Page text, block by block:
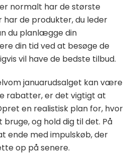
normalt har de største
de produkter, du leder
du planlægge din
din tid ved at besøge de
vil have de bedste tilbud.
januarudsalget kan være
rabatter, er det vigtigt at
en realistisk plan for, hvor
og hold dig til det. På
ende med impulskøb, der
op på senere.